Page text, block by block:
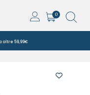
0
oltre 59,99€